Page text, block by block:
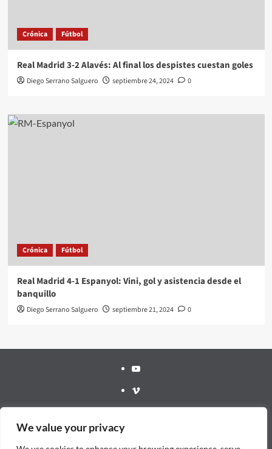
We value your privacy
Crónica Fútbol
Real Madrid 3-2 Alavés: Al final los despistes cuestan goles
Diego Serrano Salguero septiembre 24, 2024 0
Crónica Fútbol
Real Madrid 4-1 Espanyol: Vini, gol y asistencia desde el
banquillo
Diego Serrano Salguero septiembre 21, 2024 0
Youtube
Vimeo